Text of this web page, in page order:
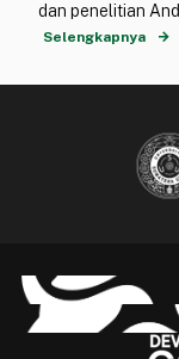
dan penelitian
Selengkapnya